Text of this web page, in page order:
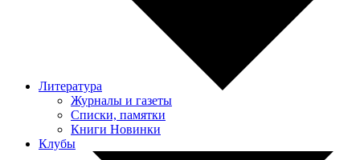
Литература
Журналы и газеты
Списки, памятки
Книги Новинки
Клубы